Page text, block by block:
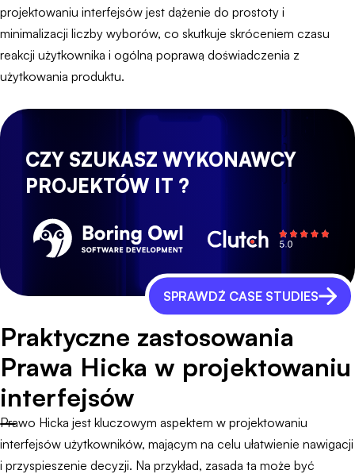
projektowaniu interfejsów jest dążenie do prostoty i
minimalizacji liczby wyborów, co skutkuje skróceniem czasu
reakcji użytkownika i ogólną poprawą doświadczenia z
użytkowania produktu.
CZY SZUKASZ WYKONAWCY
PROJEKTÓW IT ?
SPRAWDŹ CASE STUDIES
Praktyczne zastosowania
Prawa Hicka w projektowaniu
interfejsów
Prawo Hicka jest kluczowym aspektem w projektowaniu
interfejsów użytkowników, mającym na celu ułatwienie nawigacji
i przyspieszenie decyzji. Na przykład, zasada ta może być